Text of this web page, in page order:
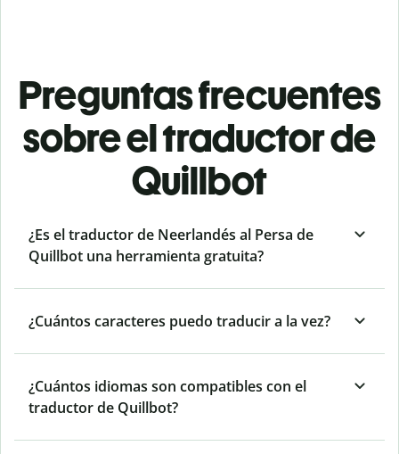
Preguntas frecuentes
sobre el traductor de
Quillbot
¿Es el traductor de Neerlandés al Persa de
Quillbot una herramienta gratuita?
¿Cuántos caracteres puedo traducir a la vez?
¿Cuántos idiomas son compatibles con el
traductor de Quillbot?